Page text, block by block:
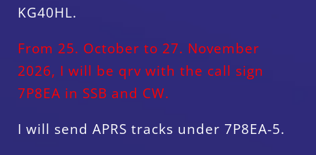
KG40HL.
From 25. October to 27. November
2026, I will be qrv with the call sign
7P8EA in SSB and CW.
I will send APRS tracks under 7P8EA-5.